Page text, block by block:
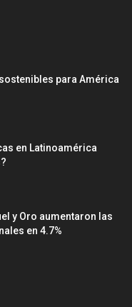
para América
en Latinoamérica
y Oro aumentaron las
en 4.7%